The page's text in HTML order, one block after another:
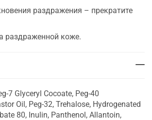
раздражения – прекратите
раздраженной коже.
7 Glyceryl Cocoate, Peg-40
Oil, Peg-32, Trehalose, Hydrogenated
80, Inulin, Panthenol, Allantoin,